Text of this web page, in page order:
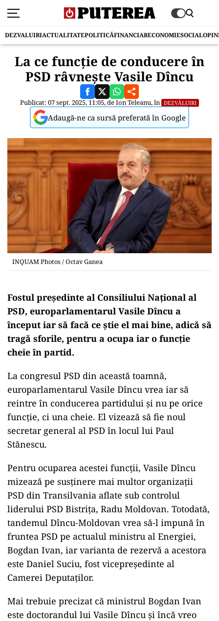
DEZVALUIRIACTUALITATEPOLITICĂFINANCIARECONOMIESOCIAL
La ce funcție de conducere în
PSD râvnește Vasile Dîncu
Publicat: 07 sept. 2025, 11:05, deIon Teleanu, în DEZVĂLUIRI
Adaugă-ne ca sursă preferată în Google
INQUAM Photos / Octav Ganea
Fostul președinte al Consiliului Național al
PSD, europarlamentarul Vasile Dîncu a
început iar să facă ce știe el mai bine, adică să
tragă sforile, pentru a ocupa iar o funcție
cheie în partid.
La congresul PSD din această toamnă,
europarlamentarul Vasile Dîncu vrea iar să
reintre în conducerea partidului și nu pe orice
funcție, ci una cheie. El vizează să fie noul
secretar general al PSD în locul lui Paul
Stănescu.
Pentru ocuparea acestei funcții, Vasile Dîncu
mizează pe susținere mai multor organizații
PSD din Transilvania aflate sub controlul
liderului PSD Bistrița, Radu Moldovan. Totodată,
tandemul Dîncu-Moldovan vrea să-l impună în
fruntea PSD pe actualul ministru al Energiei,
Bogdan Ivan, iar varianta de rezervă a acestora
este Daniel Suciu, fost vicepreședinte al
Camerei Deputaților.
Mai trebuie precizat că ministrul Bogdan Ivan
este doctorandul lui Vasile Dîncu și încă vreo